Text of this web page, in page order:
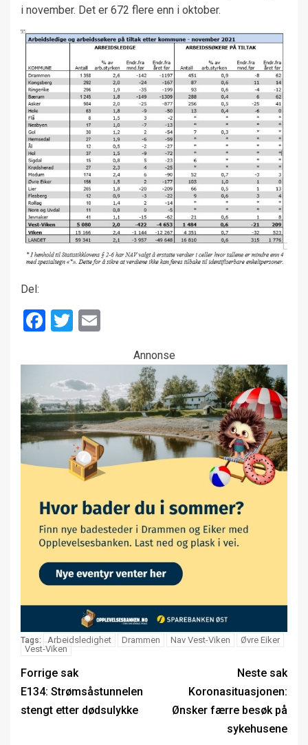
i november. Det er 672 flere enn i oktober.
Del:
Facebook
Twitter
Annonse
Tags: Arbeidsledighet Drammen Nav Vest-Viken
Øvre Eiker
Vest-Viken
Forrige sak
E134: Strømsåstunnelen
stengt etter dødsulykke
Neste sak
Koronasituasjonen:
Ønsker færre besøk på
sykehusene